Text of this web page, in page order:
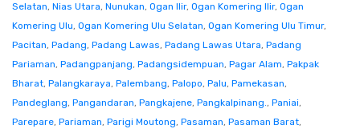
Selatan, Nias Utara, Nunukan, Ogan Ilir, Ogan Komering Ilir, Ogan
Komering Ulu, Ogan Komering Ulu Selatan, Ogan Komering Ulu Timur,
Pacitan, Padang, Padang Lawas, Padang Lawas Utara, Padang
Pariaman, Padangpanjang, Padangsidempuan, Pagar Alam, Pakpak
Bharat, Palangkaraya, Palembang, Palopo, Palu, Pamekasan,
Pandeglang, Pangandaran, Pangkajene, Pangkalpinang., Paniai,
Parepare, Pariaman, Parigi Moutong, Pasaman, Pasaman Barat,